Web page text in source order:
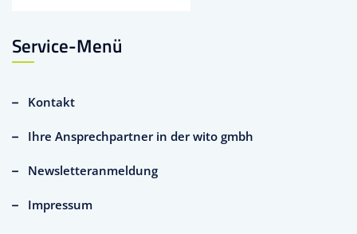
Service-Menü
Kontakt
Ihre Ansprechpartner in der wito gmbh
Newsletteranmeldung
Impressum